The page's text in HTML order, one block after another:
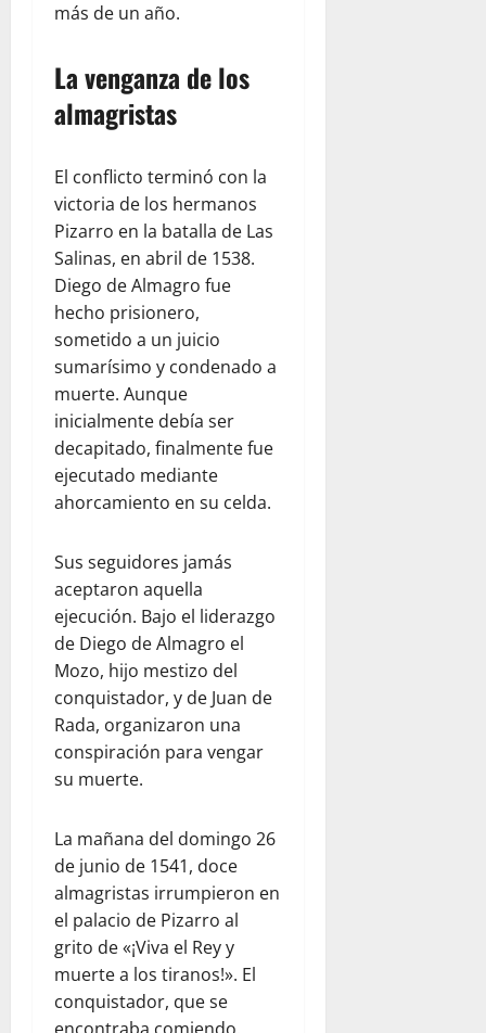
más de un año.
La venganza de los
almagristas
El conflicto terminó con la
victoria de los hermanos
Pizarro en la batalla de Las
Salinas, en abril de 1538.
Diego de Almagro fue
hecho prisionero,
sometido a un juicio
sumarísimo y condenado a
muerte. Aunque
inicialmente debía ser
decapitado, finalmente fue
ejecutado mediante
ahorcamiento en su celda.
Sus seguidores jamás
aceptaron aquella
ejecución. Bajo el liderazgo
de Diego de Almagro el
Mozo, hijo mestizo del
conquistador, y de Juan de
Rada, organizaron una
conspiración para vengar
su muerte.
La mañana del domingo 26
de junio de 1541, doce
almagristas irrumpieron en
el palacio de Pizarro al
grito de «¡Viva el Rey y
muerte a los tiranos!». El
conquistador, que se